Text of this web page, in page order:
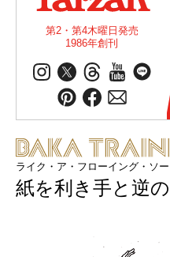
第2・第4木曜日発売
1986年創刊
ライク・ア・フローイング・ソ
紙を利き手と逆